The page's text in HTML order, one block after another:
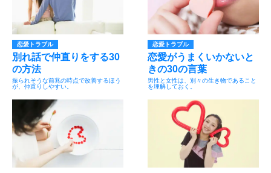
恋愛トラブル
別れ話で仲直りをする30
の方法
振られそうな前兆の時点で改善するほう
が、仲直りしやすい。
恋愛トラブル
恋愛がうまくいかないと
きの30の言葉
男性と女性は、別々の生き物であること
を理解しておく。